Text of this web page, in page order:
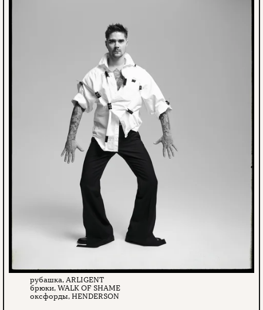
рубашка, ARLIGENT
брюки, WALK OF SHAME
оксфорды, HENDERSON